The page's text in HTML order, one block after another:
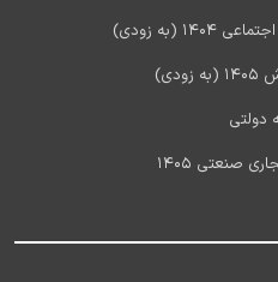
(به زودی)
دولتی
صنعتی 1405